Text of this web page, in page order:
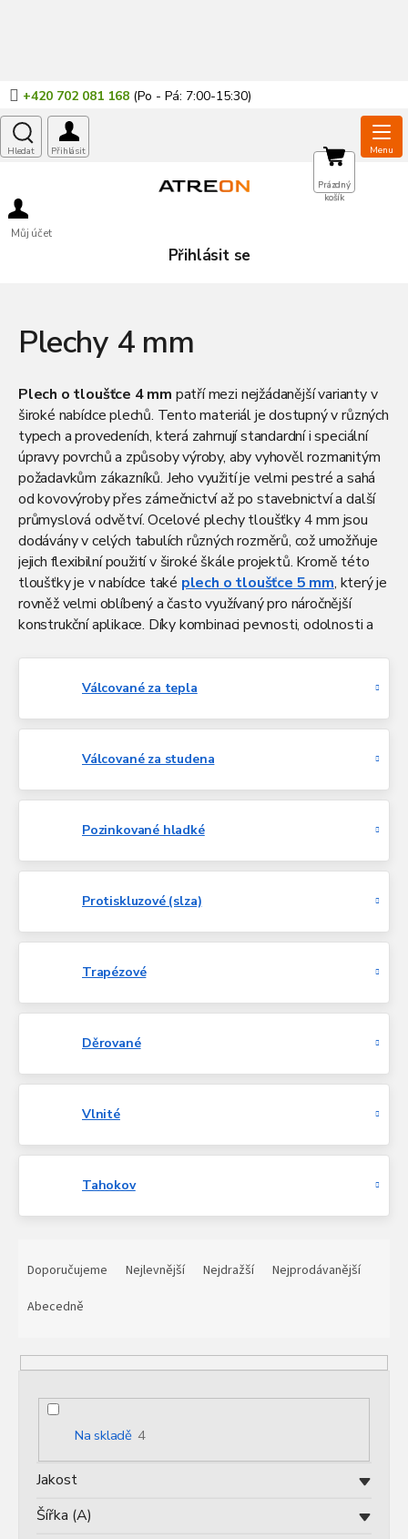
+420 702 081 168
Můj účet
Přihlásit se
NÁKUPNÍ
KOŠÍK
Prázdný
košík
Plechy 4 mm
Plech o tloušťce 4 mm patří mezi nejžádanější varianty v
široké nabídce plechů. Tento materiál je dostupný v různých
typech a provedeních, která zahrnují standardní i speciální
úpravy povrchů a způsoby výroby, aby vyhověl rozmanitým
požadavkům zákazníků. Jeho využití je velmi pestré a sahá
od kovovýroby přes zámečnictví až po stavebnictví a další
průmyslová odvětví. Ocelové plechy tloušťky 4 mm jsou
dodávány v celých tabulích různých rozměrů, což umožňuje
jejich flexibilní použití v široké škále projektů. Kromě této
tloušťky je v nabídce také plech o tloušťce 5 mm, který je
rovněž velmi oblíbený a často využívaný pro náročnější
konstrukční aplikace. Díky kombinaci pevnosti, odolnosti a
Válcované za tepla
Válcované za studena
Pozinkované hladké
Protiskluzové (slza)
Trapézové
Děrované
Vlnité
Tahokov
p
Doporučujeme Nejlevnější Nejdražší
Nejprodávanější
Abecedně
Na skladě 4
Jakost
Šířka (A)